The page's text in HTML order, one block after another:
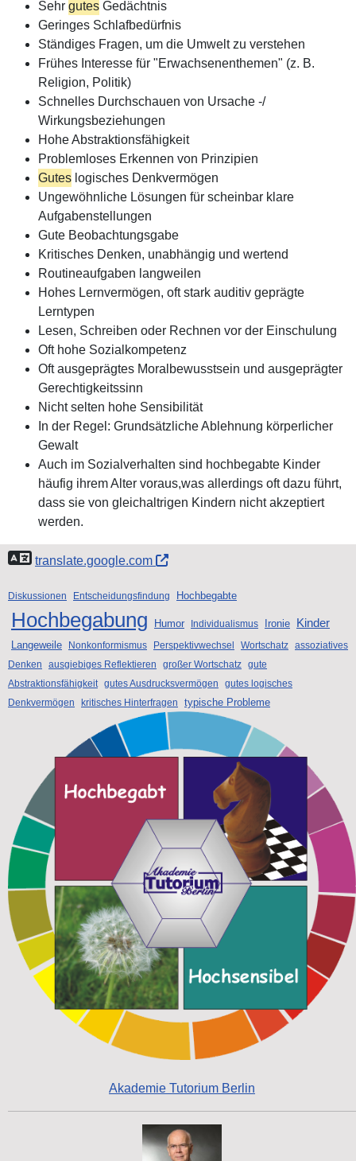
Sehr gutes Gedächtnis
Geringes Schlafbedürfnis
Ständiges Fragen, um die Umwelt zu verstehen
Frühes Interesse für "Erwachsenenthemen" (z. B.
Religion, Politik)
Schnelles Durchschauen von Ursache -/
Wirkungsbeziehungen
Hohe Abstraktionsfähigkeit
Problemloses Erkennen von Prinzipien
Gutes logisches Denkvermögen
Ungewöhnliche Lösungen für scheinbar klare
Aufgabenstellungen
Gute Beobachtungsgabe
Kritisches Denken, unabhängig und wertend
Routineaufgaben langweilen
Hohes Lernvermögen, oft stark auditiv geprägte
Lerntypen
Lesen, Schreiben oder Rechnen vor der Einschulung
Oft hohe Sozialkompetenz
Oft ausgeprägtes Moralbewusstsein und ausgeprägter
Gerechtigkeitssinn
Nicht selten hohe Sensibilität
In der Regel: Grundsätzliche Ablehnung körperlicher
Gewalt
Auch im Sozialverhalten sind hochbegabte Kinder
häufig ihrem Alter voraus,was allerdings oft dazu führt,
dass sie von gleichaltrigen Kindern nicht akzeptiert
werden.
translate.google.com
Diskussionen Entscheidungsfindung Hochbegabte
Hochbegabung Humor Individualismus Ironie Kinder
Langeweile Nonkonformismus Perspektivwechsel Wortschatz assoziatives
Denken
ausgiebiges Reflektieren großer Wortschatz gute
Abstraktionsfähigkeit gutes Ausdrucksvermögen
gutes logisches
Denkvermögen
kritisches Hinterfragen typische Probleme
Akademie Tutorium Berlin